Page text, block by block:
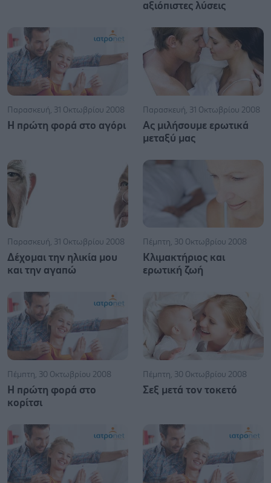
αξιόπιστες λύσεις
Παρασκευή, 31 Οκτωβρίου 2008
Η πρώτη φορά στο αγόρι
Παρασκευή, 31 Οκτωβρίου 2008
Ας μιλήσουμε ερωτικά
μεταξύ μας
Παρασκευή, 31 Οκτωβρίου 2008
Δέχομαι την ηλικία μου
και την αγαπώ
Πέμπτη, 30 Οκτωβρίου 2008
Κλιμακτήριος και
ερωτική ζωή
Πέμπτη, 30 Οκτωβρίου 2008
Η πρώτη φορά στο
κορίτσι
Πέμπτη, 30 Οκτωβρίου 2008
Σεξ μετά τον τοκετό